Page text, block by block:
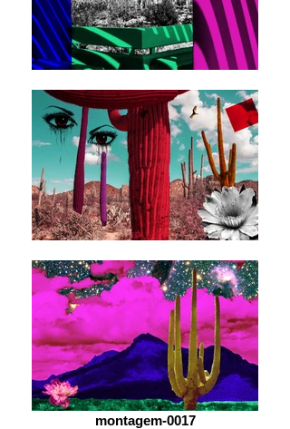
montagem-0017